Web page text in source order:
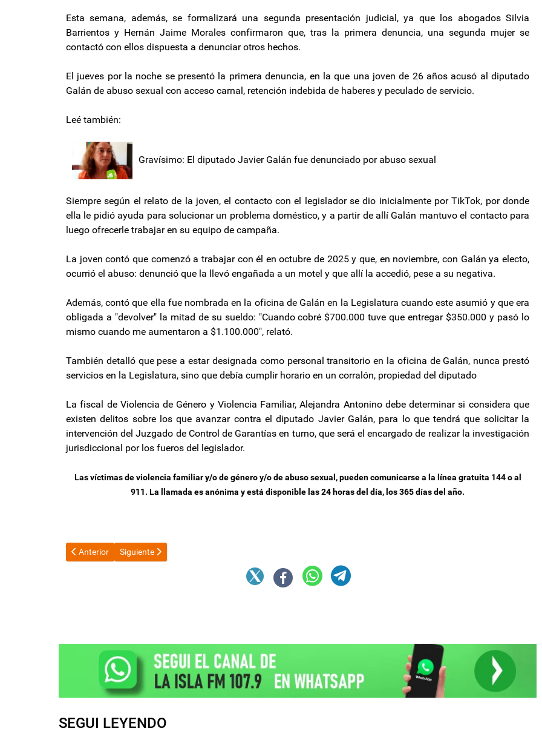
Esta semana, además, se formalizará una segunda presentación judicial, ya que los abogados Silvia
Barrientos y Hernán Jaime Morales confirmaron que, tras la primera denuncia, una segunda mujer se
contactó con ellos dispuesta a denunciar otros hechos.
El jueves por la noche se presentó la primera denuncia, en la que una joven de 26 años acusó al diputado
Galán de abuso sexual con acceso carnal, retención indebida de haberes y peculado de servicio.
Leé también:
Gravísimo: El diputado Javier Galán fue denunciado por abuso sexual
Siempre según el relato de la joven, el contacto con el legislador se dio inicialmente por TikTok, por donde
ella le pidió ayuda para solucionar un problema doméstico, y a partir de allí Galán mantuvo el contacto para
luego ofrecerle trabajar en su equipo de campaña.
La joven contó que comenzó a trabajar con él en octubre de 2025 y que, en noviembre, con Galán ya electo,
ocurrió el abuso: denunció que la llevó engañada a un motel y que allí la accedió, pese a su negativa.
Además, contó que ella fue nombrada en la oficina de Galán en la Legislatura cuando este asumió y que era
obligada a "devolver" la mitad de su sueldo: "Cuando cobré $700.000 tuve que entregar $350.000 y pasó lo
mismo cuando me aumentaron a $1.100.000", relató.
También detalló que pese a estar designada como personal transitorio en la oficina de Galán, nunca prestó
servicios en la Legislatura, sino que debía cumplir horario en un corralón, propiedad del diputado
La fiscal de Violencia de Género y Violencia Familiar, Alejandra Antonino debe determinar si considera que
existen delitos sobre los que avanzar contra el diputado Javier Galán, para lo que tendrá que solicitar la
intervención del Juzgado de Control de Garantías en turno, que será el encargado de realizar la investigación
jurisdiccional por los fueros del legislador.
Las víctimas de violencia familiar y/o de género y/o de abuso sexual, pueden comunicarse a la línea gratuita 144 o al
911. La llamada es anónima y está disponible las 24 horas del día, los 365 días del año.
Artículo anterior: Senado convoca Audiencia Pública por designación de jueces, fiscales y defensores: 16 postulantes rendirán
Anterior Artículo siguiente: El comunicado del Ministerio de Economía tras la escandalosa salida de Carlos Frugoni
Siguiente
SEGUI LEYENDO